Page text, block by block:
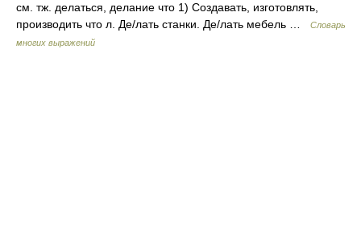
см. тж. делаться, делание что 1) Создавать, изготовлять,
производить что л. Де/лать станки. Де/лать мебель …
Словарь
многих выражений